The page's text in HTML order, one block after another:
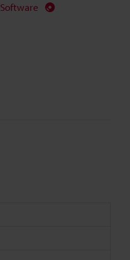
Software